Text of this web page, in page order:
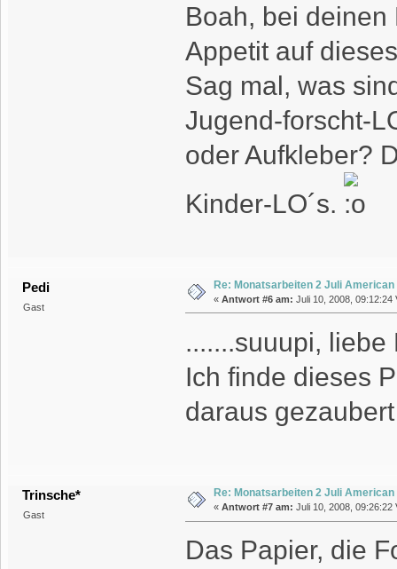
Boah, bei
Appetit auf
Sag mal, was
Jugend-forscht-
oder Aufkleber?
Kinder-LO´s.
Pedi
Gast
Re: Monatsarbeiten 2 Juli
« Antwort #6 am: Juli 10, 2008, 09:12:24
.......suuupi, liebe
Ich finde dieses
daraus
Trinsche*
Gast
Re: Monatsarbeiten 2 Juli
« Antwort #7 am: Juli 10, 2008, 09:26:22
Das Papier, die